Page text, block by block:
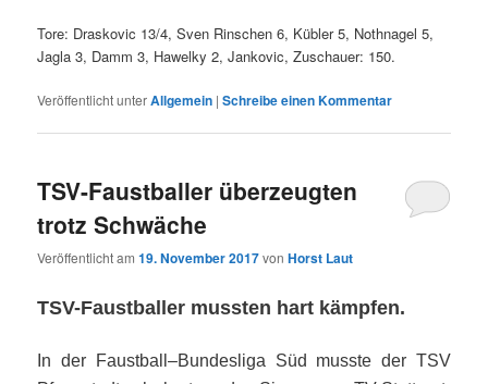
Tore: Draskovic 13/4, Sven Rinschen 6, Kübler 5, Nothnagel 5,
Jagla 3, Damm 3, Hawelky 2, Jankovic, Zuschauer: 150.
Veröffentlicht unterAllgemein |Schreibe einen Kommentar
TSV-Faustballer überzeugten
trotz Schwäche
Veröffentlicht am19. November 2017vonHorst Laut
TSV-Faustballer mussten hart kämpfen.
In der Faustball–Bundesliga Süd musste der TSV